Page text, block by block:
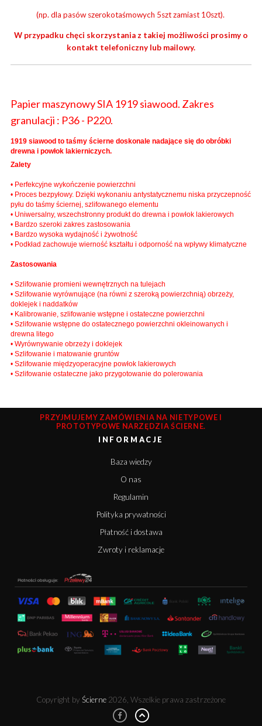
(np. dla pasów szerokotaśmowych 5szt zamiast 10szt).
W przypadku chęci skorzystania z takiej możliwości prosimy o
kontakt telefoniczny lub mailowy.
Papier maszynowy SIA 1919 siawood. Zakres
granulacji : P36 - P220.
1919 siawood to taśmy ścierne doskonale nadające się do obróbki
drewna i powłok lakierniczych.
Zalety
• Perfekcyjne wykończenie powierzchni
• Proces bezpyłowy. Dzięki wykonaniu antystatycznemu niska przyczepność
pyłu do taśmy ściernej, szlifowanego elementu
• Uniwersalny, wszechstronny produkt do drewna i powłok lakierowych
• Bardzo szeroki zakres zastosowania
• Bardzo wysoka wydajność i żywotność
• Podkład zachowuje wierność kształtu i odporność na wpływy klimatyczne
Zastosowania
• Szlifowanie promieni wewnętrznych na tulejach
• Szlifowanie wyrównujące (na równi z szeroką powierzchnią) obrzeży,
doklejek i naddatków
• Kalibrowanie, szlifowanie wstępne i ostateczne powierzchni
• Szlifowanie wstępne do ostatecznego powierzchni okleinowanych i
drewna litego
• Wyrównywanie obrzeży i doklejek
• Szlifowanie i matowanie gruntów
• Szlifowanie międzyoperacyjne powłok lakierowych
• Szlifowanie ostateczne jako przygotowanie do polerowania
PRZYJMUJEMY ZAMÓWIENIA NA NIETYPOWE I
PROTOTYPOWE NARZĘDZIA ŚCIERNE.
INFORMACJE
Baza wiedzy
O nas
Regulamin
Polityka prywatności
Płatność i dostawa
Zwroty i reklamacje
Copyright by Ścierne 2026, Wszelkie prawa zastrzeżone